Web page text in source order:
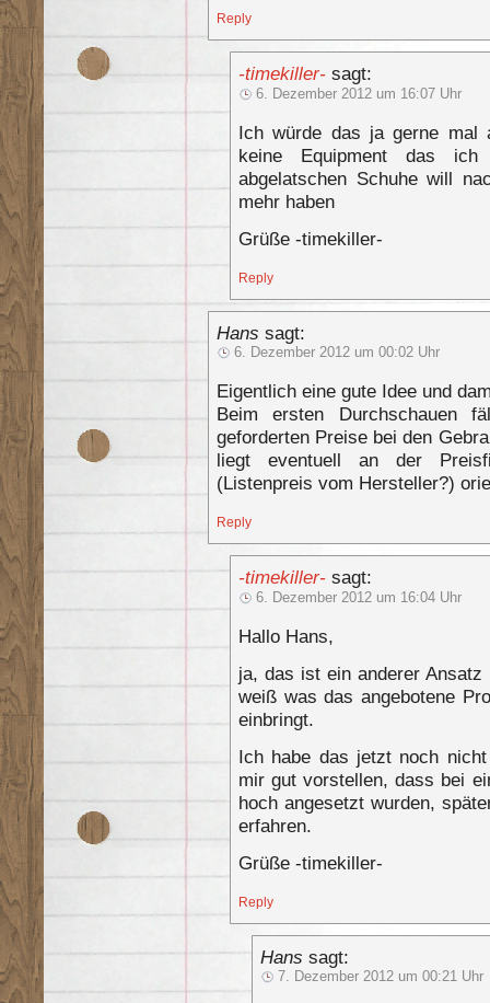
Reply
-timekiller- sagt:
6. Dezember 2012 um 16:07 Uhr
Ich würde das ja gerne mal
keine Equipment das
abgelatschen Schuhe will
mehr haben
Grüße -timekiller-
Reply
Hans sagt:
6. Dezember 2012 um 00:02 Uhr
Eigentlich eine gute Idee und
Beim ersten Durchschauen
geforderten Preise bei den
liegt eventuell an der
(Listenpreis vom Hersteller?)
Reply
-timekiller- sagt:
6. Dezember 2012 um 16:04 Uhr
Hallo Hans,
ja, das ist ein anderer
weiß was das angebotene
einbringt.
Ich habe das jetzt noch
mir gut vorstellen, dass bei
hoch angesetzt wurden,
erfahren.
Grüße -timekiller-
Reply
Hans sagt:
7. Dezember 2012 um 00:21 Uhr